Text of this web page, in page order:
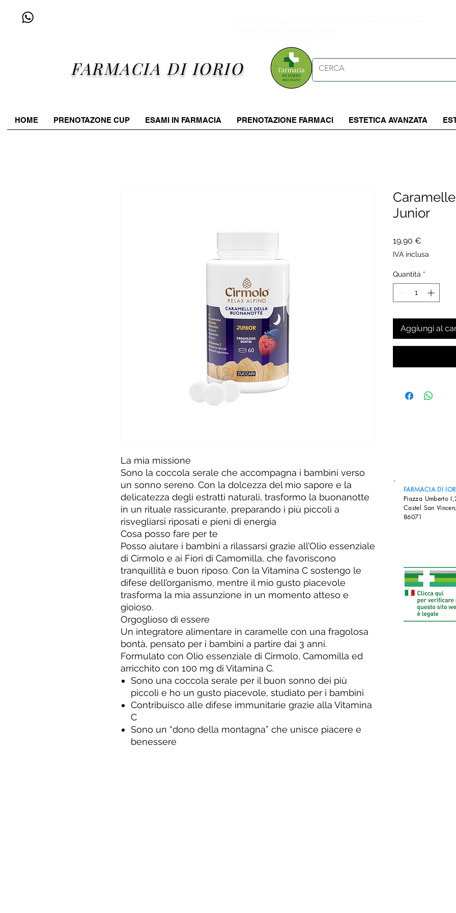
FARMACIA DI IORIO
HOME PRENOTAZONE CUP ESAMI IN FARMACIA PRENOTAZIONE FARMACI ESTETICA AVANZATA
FARMACIA DI
Piazza Umberto
Castel San
86071
La mia missione
Sono la coccola serale che accompagna i bambini verso
un sonno sereno. Con la dolcezza del mio sapore e la
delicatezza degli estratti naturali, trasformo la buonanotte
in un rituale rassicurante, preparando i più piccoli a
risvegliarsi riposati e pieni di energia
Cosa posso fare per te
Posso aiutare i bambini a rilassarsi grazie all’Olio essenziale
di Cirmolo e ai Fiori di Camomilla, che favoriscono
tranquillità e buon riposo. Con la Vitamina C sostengo le
difese dell’organismo, mentre il mio gusto piacevole
trasforma la mia assunzione in un momento atteso e
gioioso.
Orgoglioso di essere
Un integratore alimentare in caramelle con una fragolosa
bontà, pensato per i bambini a partire dai 3 anni.
Formulato con Olio essenziale di Cirmolo, Camomilla ed
arricchito con 100 mg di Vitamina C.
Sono una coccola serale per il buon sonno dei più
piccoli e ho un gusto piacevole, studiato per i bambini
Contribuisco alle difese immunitarie grazie alla Vitamina
C
Sono un “dono della montagna” che unisce piacere e
benessere
Junior
19,90 €
IVA inclusa
Quantità *
Aggiungi al